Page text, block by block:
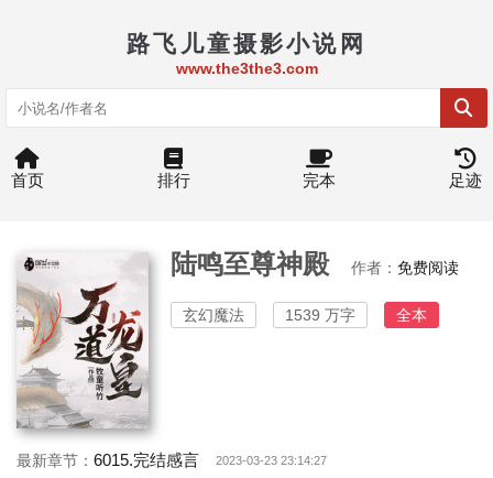
路飞儿童摄影小说网
www.the3the3.com
首页 排行 完本 足迹
陆鸣至尊神殿 作者： 免费阅读
玄幻魔法 1539 万字 全本
最新章节： 6015.完结感言 2023-03-23 23:14:27